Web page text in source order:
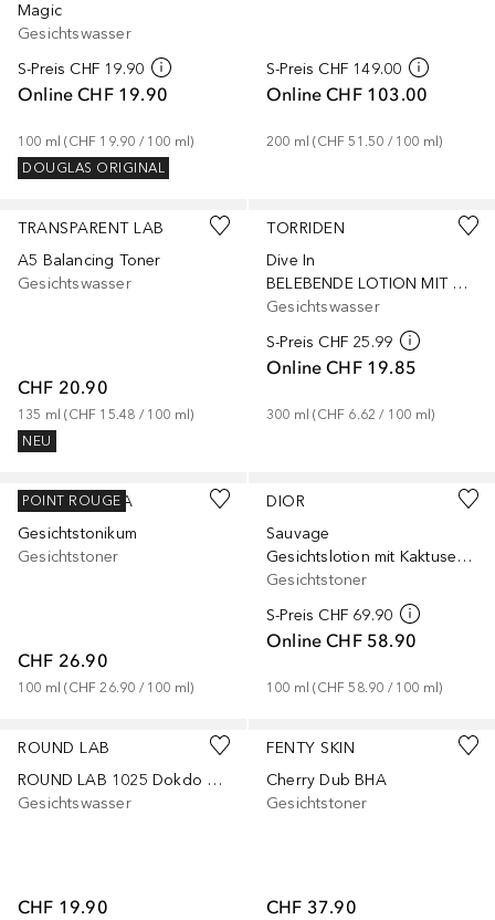
Magic
Gesichtswasser
S-Preis CHF 19.90
Online CHF 19.90
100 ml (CHF 19.90 / 100 ml)
DOUGLAS ORIGINAL
S-Preis CHF 149.00
Online CHF 103.00
200 ml (CHF 51.50 / 100 ml)
TRANSPARENT LAB
A5 Balancing Toner
Gesichtswasser
CHF 20.90
135 ml (CHF 15.48 / 100 ml)
NEU
TORRIDEN
Dive In
BELEBENDE LOTION MIT HYALURONSÄURE
Gesichtswasser
S-Preis CHF 25.99
Online CHF 19.85
300 ml (CHF 6.62 / 100 ml)
DR. HAUSCHKA
Gesichtstonikum
Gesichtstoner
CHF 26.90
100 ml (CHF 26.90 / 100 ml)
POINT ROUGE
DIOR
Sauvage
Gesichtslotion mit Kaktusextrakt
Gesichtstoner
S-Preis CHF 69.90
Online CHF 58.90
100 ml (CHF 58.90 / 100 ml)
ROUND LAB
ROUND LAB 1025 Dokdo Toner 100ml
Gesichtswasser
CHF 19.90
FENTY SKIN
Cherry Dub BHA
Gesichtstoner
CHF 37.90